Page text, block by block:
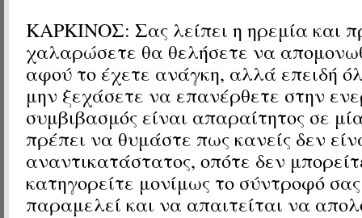
ΚΑΡΚΙΝΟΣ: Σας λείπει η ηρεμία και
χαλαρώσετε θα θελήσετε να
αφού το έχετε ανάγκη, αλλά επειδή
μην ξεχάσετε να επανέρθετε στην
συμβιβασμός είναι απαραίτητος σε
πρέπει να θυμάστε πως κανείς δεν
αναντικατάστατος, οπότε δεν
κατηγορείτε μονίμως το σύντροφό
παραμελεί και να απαιτείται να